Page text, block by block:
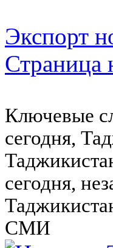
Экспорт
Страница
Ключевые
сегодня,
сегодня,
СМИ